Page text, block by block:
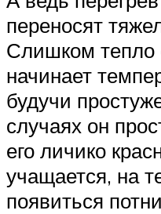
переносят
Слишком тепло
начинает
будучи
случаях он
его личико
учащается, на
появиться